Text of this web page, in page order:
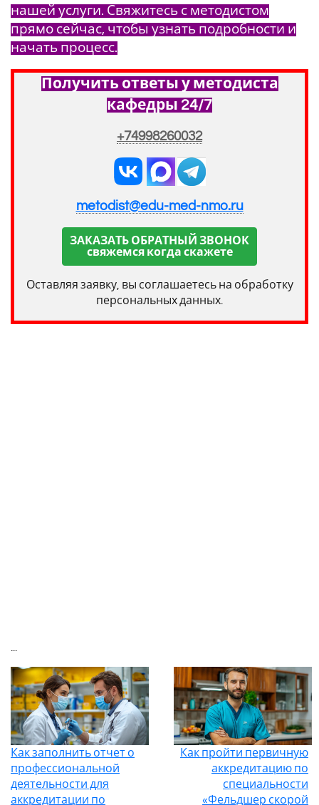
нашей услуги. Свяжитесь с методистом
прямо сейчас, чтобы узнать подробности и
начать процесс.
Получить ответы у методиста
кафедры 24/7
+74998260032
metodist@edu-med-nmo.ru
ЗАКАЗАТЬ ОБРАТНЫЙ ЗВОНОК
свяжемся когда скажете
Оставляя заявку, вы соглашаетесь на обработку
персональных данных.
Как заполнить отчет о
профессиональной
деятельности для
аккредитации по
Как пройти первичную
аккредитацию по
специальности
«Фельдшер скорой